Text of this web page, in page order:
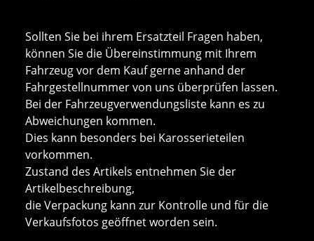
Sollten Sie bei ihrem Ersatzteil Fragen haben,
können Sie die Übereinstimmung mit Ihrem
Fahrzeug vor dem Kauf gerne anhand der
Fahrgestellnummer von uns überprüfen lassen.
Bei der Fahrzeugverwendungsliste kann es zu
Abweichungen kommen.
Dies kann besonders bei Karosserieteilen
vorkommen.
Zustand des Artikels entnehmen Sie der
Artikelbeschreibung,
die Verpackung kann zur Kontrolle und für die
Verkaufsfotos geöffnet worden sein.